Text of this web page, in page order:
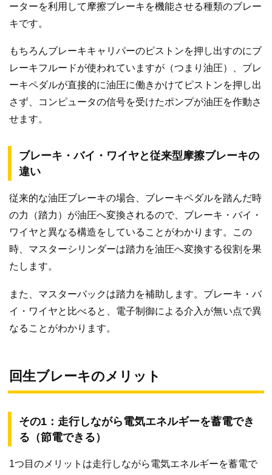
ーターを利用して摩擦ブレーキを機能させる種類のブレー
キです。
もちろんブレーキキャリパーのピストンを押し出すのにブ
レーキフルードが使われていますが（つまり油圧）、ブレ
ーキペダルが直接的に油圧に働きかけてピストンを押し出
さず、コンピュータの信号を受けたポンプが油圧を作動さ
せます。
ブレーキ・バイ・ワイヤと従来型摩擦ブレーキの
違い
従来的な油圧ブレーキの場合、ブレーキペダルを踏んだ時
の力（踏力）が油圧へ変換されるので、ブレーキ・バイ・
ワイヤと異なる構造をしていることがわかります。この
時、マスターシリンダーは踏力を油圧へ変換する役割を果
たします。
また、マスターバックは踏力を補助します。ブレーキ・バ
イ・ワイヤと比べると、電子制御による介入が無い点で異
なることがわかります。
回生ブレーキのメリット
その1：走行しながら電気エネルギーを蓄電でき
る（節電できる）
1つ目のメリットは走行しながら電気エネルギーを蓄電で